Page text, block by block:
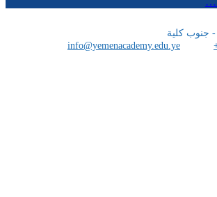
- جنوب كلية
info@yemenacademy.edu.ye